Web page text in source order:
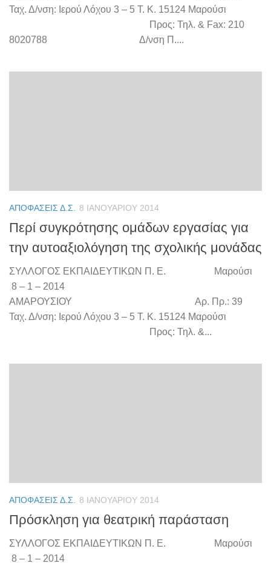
Ταχ. Δ/νση: Ιερού Λόχου 3 – 5 Τ. Κ. 15124 Μαρούσι
Προς: Τηλ. & Fax: 210
8020788 Δ/νση Π....
ΑΠΟΦΆΣΕΙΣ Δ.Σ. 8 ΙΑΝΟΥΑΡΊΟΥ 2014
Περί συγκρότησης ομάδων εργασίας για
την αυτοαξιολόγηση της σχολικής μονάδας
ΣΥΛΛΟΓΟΣ ΕΚΠΑΙΔΕΥΤΙΚΩΝ Π. Ε. Μαρούσι
8 – 1 – 2014
ΑΜΑΡΟΥΣΙΟΥ Αρ. Πρ.: 39
Ταχ. Δ/νση: Ιερού Λόχου 3 – 5 Τ. Κ. 15124 Μαρούσι
Προς: Τηλ. &...
ΑΠΟΦΆΣΕΙΣ Δ.Σ. 8 ΙΑΝΟΥΑΡΊΟΥ 2014
Πρόσκληση για θεατρική παράσταση
ΣΥΛΛΟΓΟΣ ΕΚΠΑΙΔΕΥΤΙΚΩΝ Π. Ε. Μαρούσι
8 – 1 – 2014